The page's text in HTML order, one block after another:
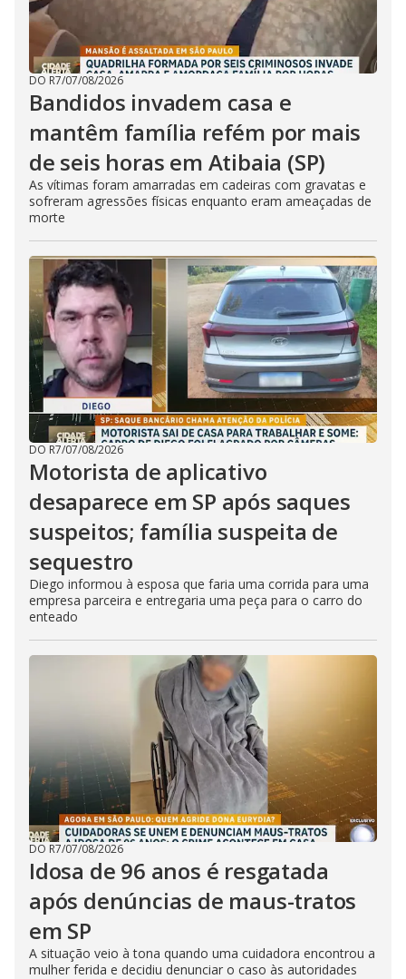
DO R7/07/08/2026
Bandidos invadem casa e
mantêm família refém por mais
de seis horas em Atibaia (SP)
As vítimas foram amarradas em cadeiras com gravatas e
sofreram agressões físicas enquanto eram ameaçadas de
morte
DO R7/07/08/2026
Motorista de aplicativo
desaparece em SP após saques
suspeitos; família suspeita de
sequestro
Diego informou à esposa que faria uma corrida para uma
empresa parceira e entregaria uma peça para o carro do
enteado
DO R7/07/08/2026
Idosa de 96 anos é resgatada
após denúncias de maus-tratos
em SP
A situação veio à tona quando uma cuidadora encontrou a
mulher ferida e decidiu denunciar o caso às autoridades